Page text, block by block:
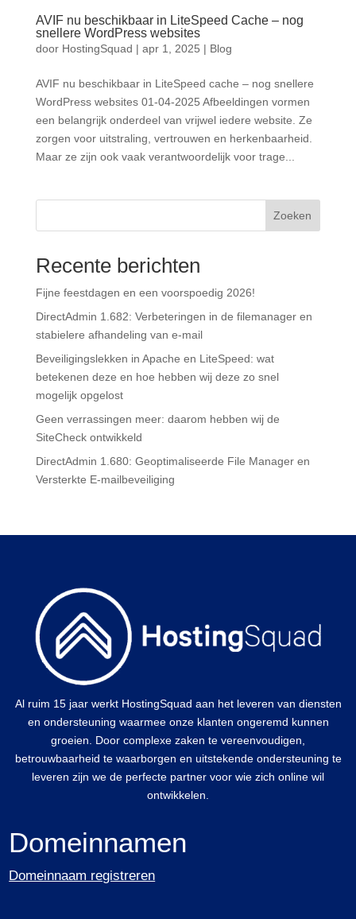
AVIF nu beschikbaar in LiteSpeed Cache – nog
snellere WordPress websites
door HostingSquad | apr 1, 2025 | Blog
AVIF nu beschikbaar in LiteSpeed cache – nog snellere
WordPress websites 01-04-2025 Afbeeldingen vormen
een belangrijk onderdeel van vrijwel iedere website. Ze
zorgen voor uitstraling, vertrouwen en herkenbaarheid.
Maar ze zijn ook vaak verantwoordelijk voor trage...
Zoeken
Recente berichten
Fijne feestdagen en een voorspoedig 2026!
DirectAdmin 1.682: Verbeteringen in de filemanager en
stabielere afhandeling van e-mail
Beveiligingslekken in Apache en LiteSpeed: wat
betekenen deze en hoe hebben wij deze zo snel
mogelijk opgelost
Geen verrassingen meer: daarom hebben wij de
SiteCheck ontwikkeld
DirectAdmin 1.680: Geoptimaliseerde File Manager en
Versterkte E-mailbeveiliging
Al ruim 15 jaar werkt HostingSquad aan het leveren van diensten
en ondersteuning waarmee onze klanten ongeremd kunnen
groeien. Door complexe zaken te vereenvoudigen,
betrouwbaarheid te waarborgen en uitstekende ondersteuning te
leveren zijn we de perfecte partner voor wie zich online wil
ontwikkelen.
Domeinnamen
Domeinnaam registreren